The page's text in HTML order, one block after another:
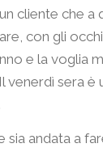
cliente che a
con gli
e la voglia
venerdì sera è
sia andata a